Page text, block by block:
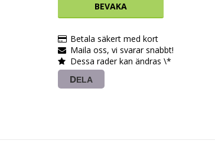
BEVAKA
Betala säkert med kort
Maila oss, vi svarar snabbt!
Dessa rader kan ändras \*
DELA